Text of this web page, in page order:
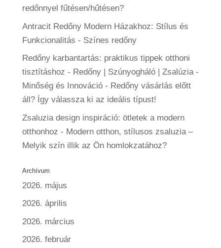
redőnnyel fűtésen/hűtésen?
Antracit Redőny Modern Házakhoz: Stílus és
Funkcionalitás - Színes redőny
Redőny karbantartás: praktikus tippek otthoni
tisztításhoz - Redőny | Szúnyogháló | Zsalúzia -
Minőség és Innováció- Redőny vásárlás előtt
áll? Így válassza ki az ideális típust!
Zsaluzia design inspiráció: ötletek a modern
otthonhoz - Modern otthon, stílusos zsaluzia –
Melyik szín illik az Ön homlokzatához?
Archívum
2026. május
2026. április
2026. március
2026. február